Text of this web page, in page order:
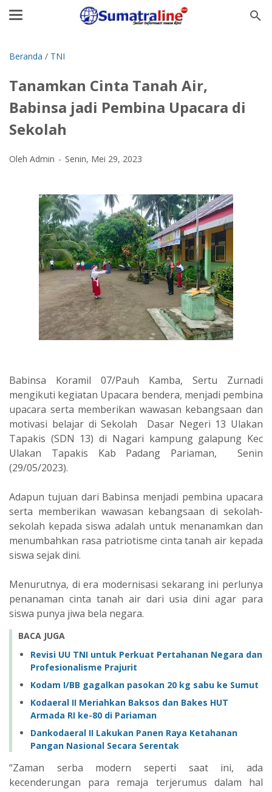
Beranda / TNI
Tanamkan Cinta Tanah Air,
Babinsa jadi Pembina Upacara di
Sekolah
Oleh Admin Senin, Mei 29, 2023
Babinsa Koramil 07/Pauh Kamba, Sertu Zurnadi
mengikuti kegiatan Upacara bendera, menjadi pembina
upacara serta memberikan wawasan kebangsaan dan
motivasi belajar di Sekolah Dasar Negeri 13 Ulakan
Tapakis (SDN 13) di Nagari kampung galapung Kec
Ulakan Tapakis Kab Padang Pariaman, Senin
(29/05/2023).
Adapun tujuan dari Babinsa menjadi pembina upacara
serta memberikan wawasan kebangsaan di sekolah-
sekolah kepada siswa adalah untuk menanamkan dan
menumbahkan rasa patriotisme cinta tanah air kepada
siswa sejak dini.
Menurutnya, di era modernisasi sekarang ini perlunya
penanaman cinta tanah air dari usia dini agar para
siswa punya jiwa bela negara.
BACA JUGA
Revisi UU TNI untuk Perkuat Pertahanan Negara dan
Profesionalisme Prajurit
Kodam I/BB gagalkan pasokan 20 kg sabu ke Sumut
Kodaeral II Meriahkan Baksos dan Bakes HUT
Armada RI ke-80 di Pariaman
Dankodaeral II Lakukan Panen Raya Ketahanan
Pangan Nasional Secara Serentak
“Zaman serba modern seperti saat ini, ada
kecenderungan para remaja terjerumus dalam hal